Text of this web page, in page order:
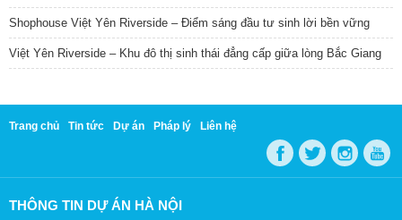
Shophouse Việt Yên Riverside – Điểm sáng đầu tư sinh lời bền vững
Việt Yên Riverside – Khu đô thị sinh thái đẳng cấp giữa lòng Bắc Giang
Trang chủ Tin tức Dự án Pháp lý Liên hệ
THÔNG TIN DỰ ÁN HÀ NỘI